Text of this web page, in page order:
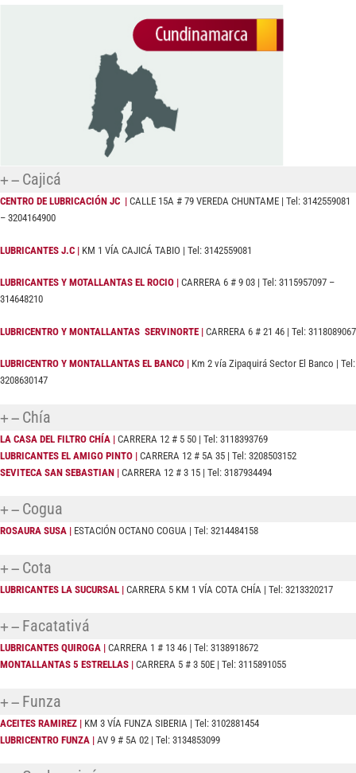
Cajicá
CENTRO DE LUBRICACIÓN JC | CALLE 15A # 79 VEREDA CHUNTAME | Tel: 3142559081
– 3204164900
LUBRICANTES J.C | KM 1 VÍA CAJICÁ TABIO | Tel: 3142559081
LUBRICANTES Y MOTALLANTAS EL ROCIO | CARRERA 6 # 9 03 | Tel: 3115957097 –
314648210
LUBRICENTRO Y MONTALLANTAS SERVINORTE | CARRERA 6 # 21 46 | Tel: 3118089067
LUBRICENTRO Y MONTALLANTAS EL BANCO | Km 2 vía Zipaquirá Sector El Banco | Tel:
3208630147
Chía
LA CASA DEL FILTRO CHÍA | CARRERA 12 # 5 50 | Tel: 3118393769
LUBRICANTES EL AMIGO PINTO | CARRERA 12 # 5A 35 | Tel: 3208503152
SEVITECA SAN SEBASTIAN | CARRERA 12 # 3 15 | Tel: 3187934494
Cogua
ROSAURA SUSA | ESTACIÓN OCTANO COGUA | Tel: 3214484158
Cota
LUBRICANTES LA SUCURSAL | CARRERA 5 KM 1 VÍA COTA CHÍA | Tel: 3213320217
Facatativá
LUBRICANTES QUIROGA | CARRERA 1 # 13 46 | Tel: 3138918672
MONTALLANTAS 5 ESTRELLAS | CARRERA 5 # 3 50E | Tel: 3115891055
Funza
ACEITES RAMIREZ | KM 3 VÍA FUNZA SIBERIA | Tel: 3102881454
LUBRICENTRO FUNZA | AV 9 # 5A 02 | Tel: 3134853099